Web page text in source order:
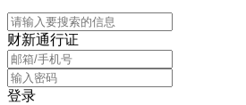
财新通行证
登录